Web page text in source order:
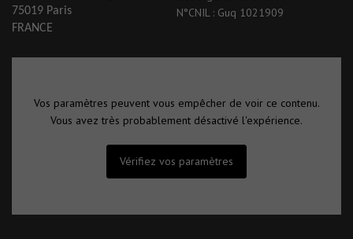
75019 Paris
FRANCE
N°CNIL : Guq 1021909
Vos paramètres peuvent vous empêcher de voir ce contenu.
Vous avez très probablement désactivé l'expérience.
Vérifiez vos paramètres